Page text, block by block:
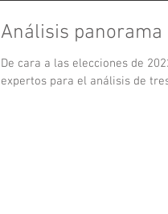
Análisis
De cara a las elecciones de
expertos para el análisis de